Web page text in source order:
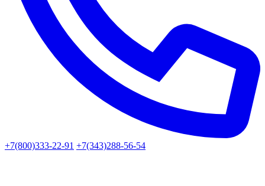
+7(800)333-22-91 +7(343)288-56-54